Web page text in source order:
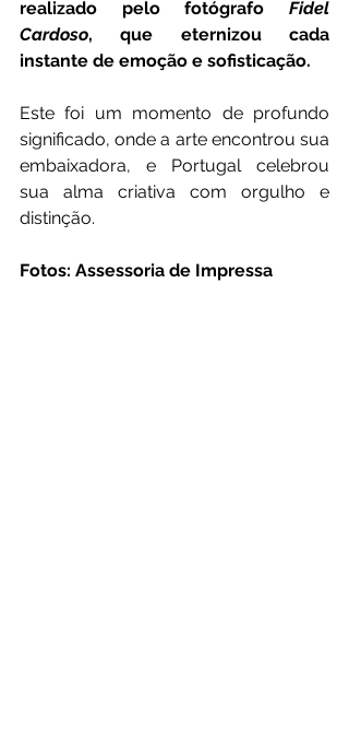
realizado pelo fotógrafo Fidel
Cardoso, que eternizou cada
instante de emoção e sofisticação.
Este foi um momento de profundo
significado, onde a arte encontrou sua
embaixadora, e Portugal celebrou
sua alma criativa com orgulho e
distinção.
Fotos: Assessoria de Impressa